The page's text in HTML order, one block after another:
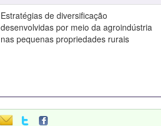
Estratégias de diversificação
desenvolvidas por meio da agroindústria
nas pequenas propriedades rurais